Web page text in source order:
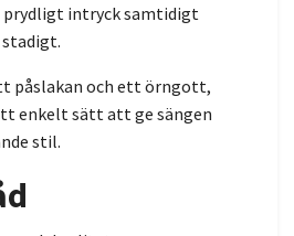
intryck samtidigt
påslakan och ett örngott,
enkelt sätt att ge sängen
stil.